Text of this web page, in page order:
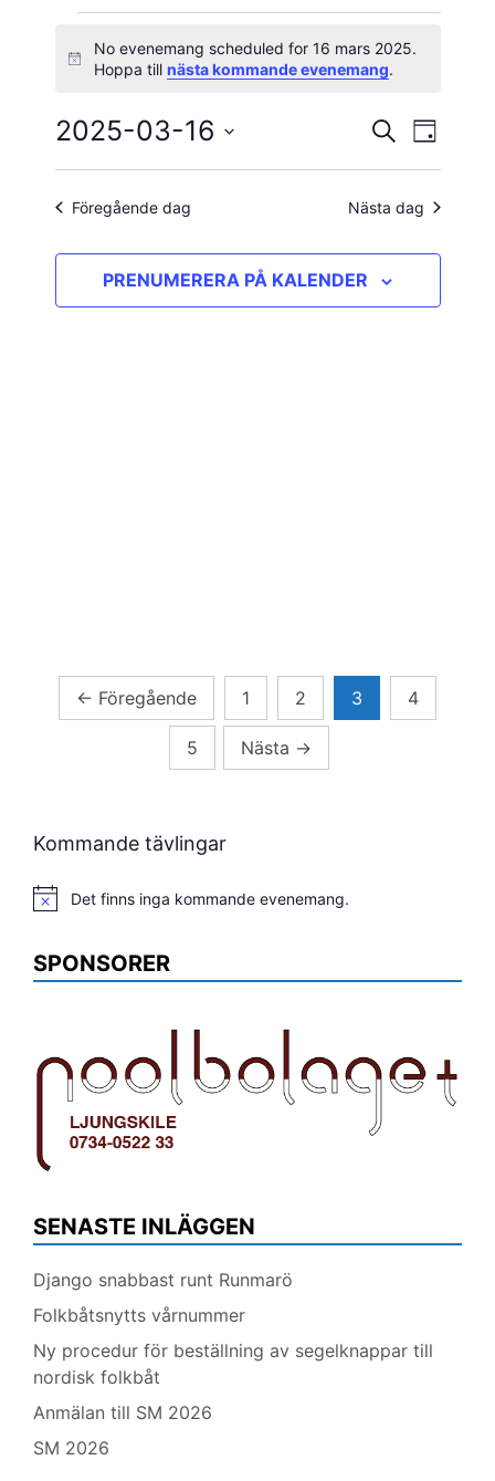
Evenemang
16
mars
2025
Notis
No evenemang scheduled for 16 mars 2025.
Hoppa tillnästa kommande evenemang.
Search
and
Views
SÖK DAG
2025-03-16
Välj
Föregående dag Nästa dag
PRENUMERERA PÅ KALENDER
Sidnumrering
← Föregående 1 2 3 4
5 Nästa →
Kommande tävlingar
Notis Det finns inga kommande evenemang.
SPONSORER
SENASTE INLÄGGEN
Django snabbast runt Runmarö
Folkbåtsnytts vårnummer
Ny procedur för beställning av segelknappar till
nordisk folkbåt
Anmälan till SM 2026
SM 2026